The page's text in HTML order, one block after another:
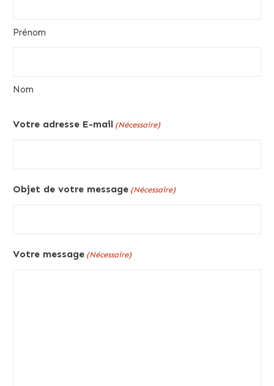
Prénom
Nom
Votre adresse E-mail (Nécessaire)
Objet de votre message (Nécessaire)
Votre message (Nécessaire)